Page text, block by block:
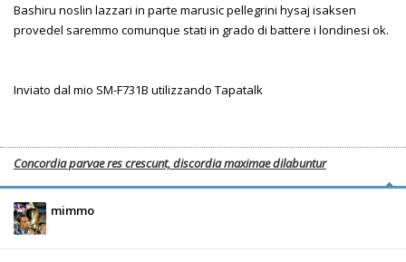
Bashiru noslin lazzari in parte marusic pellegrini hysaj isaksen
provedel saremmo comunque stati in grado di battere i londinesi ok.
Inviato dal mio SM-F731B utilizzando Tapatalk
Concordia parvae res crescunt, discordia maximae dilabuntur
mimmo